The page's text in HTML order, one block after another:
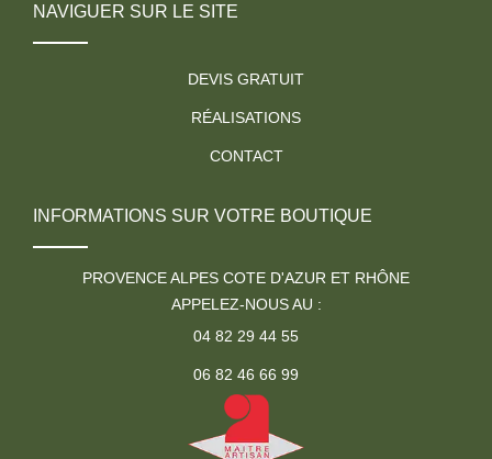
NAVIGUER SUR LE SITE
DEVIS GRATUIT
RÉALISATIONS
CONTACT
INFORMATIONS SUR VOTRE BOUTIQUE
PROVENCE ALPES COTE D'AZUR ET RHÔNE
APPELEZ-NOUS AU :
04 82 29 44 55
06 82 46 66 99